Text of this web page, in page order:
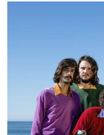
Estatuto Editorial
Ficha técnica